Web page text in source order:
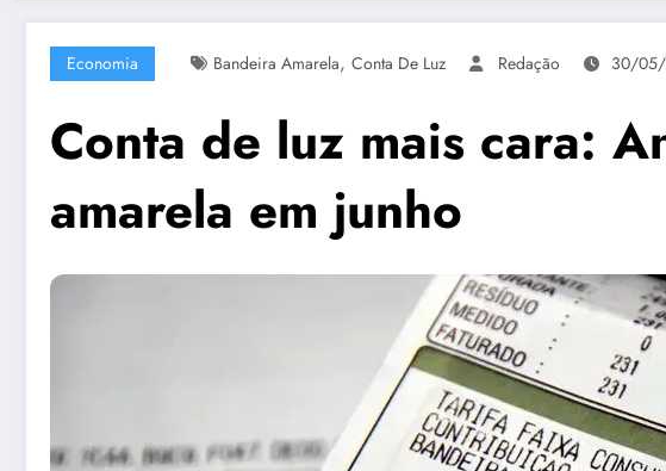
Economia Bandeira Amarela, Conta De Luz Redação 30/
Conta de luz mais cara:
amarela em junho